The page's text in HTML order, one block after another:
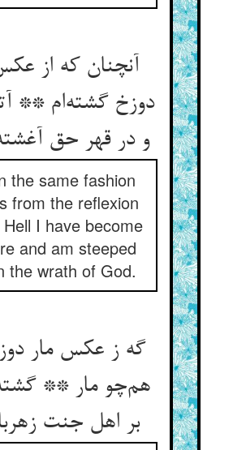
آنچنان که از
دوزخ گشته‌ام **
و در قهر حق
the same fashion
from the reflexion
I have become
and am steeped
the wrath of God.
گه ز عکس مار
هم‌چو مار **
بر اهل جنت